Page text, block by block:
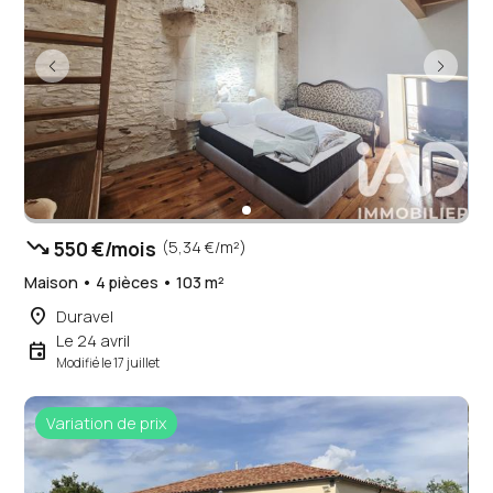
trending_down550 €/mois (5,34 €/m²)
Maison • 4 pièces • 103 m²
place Duravel
event Le 24 avril
Modifié le 17 juillet
Variation de prix